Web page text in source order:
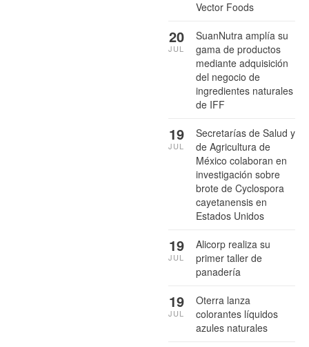
Vector Foods
SuanNutra amplía su
gama de productos
mediante adquisición
del negocio de
ingredientes naturales
de IFF
20
JUL
Secretarías de Salud y
de Agricultura de
México colaboran en
investigación sobre
brote de Cyclospora
cayetanensis en
Estados Unidos
19
JUL
Alicorp realiza su
primer taller de
panadería
19
JUL
Oterra lanza
colorantes líquidos
azules naturales
19
JUL